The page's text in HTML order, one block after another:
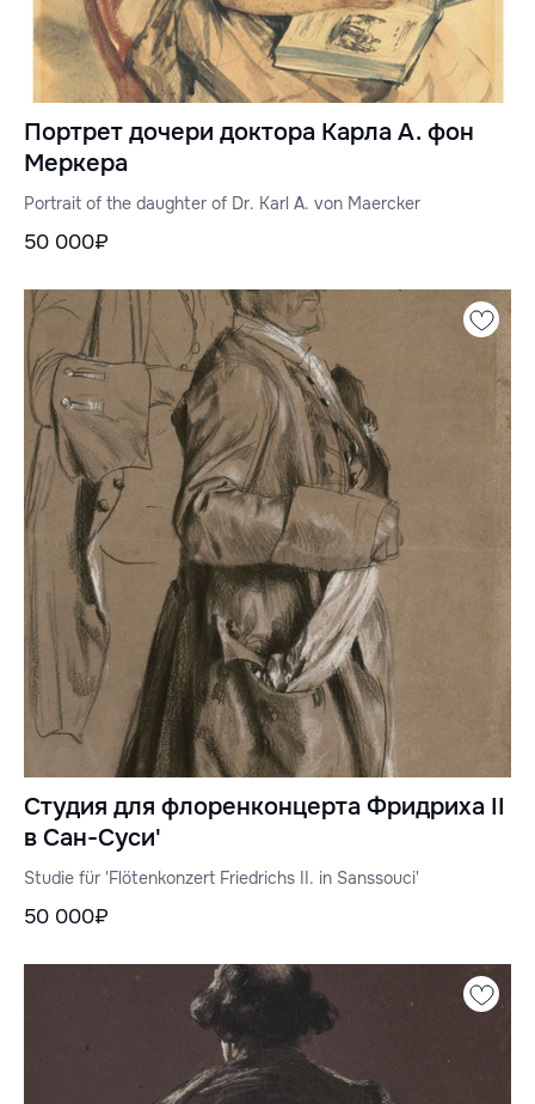
Портрет дочери доктора Карла А. фон
Меркера
Portrait of the daughter of Dr. Karl A. von Maercker
50 000₽
Студия для флоренконцерта Фридриха II
в Сан-Суси'
Studie für 'Flötenkonzert Friedrichs II. in Sanssouci'
50 000₽